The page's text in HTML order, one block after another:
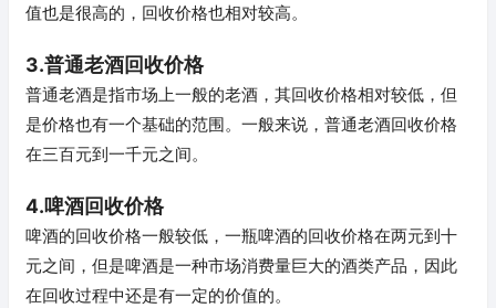
值也是很高的，回收价格也相对较高。
3.普通老酒回收价格
普通老酒是指市场上一般的老酒，其回收价格相对较低，但
是价格也有一个基础的范围。一般来说，普通老酒回收价格
在三百元到一千元之间。
4.啤酒回收价格
啤酒的回收价格一般较低，一瓶啤酒的回收价格在两元到十
元之间，但是啤酒是一种市场消费量巨大的酒类产品，因此
在回收过程中还是有一定的价值的。